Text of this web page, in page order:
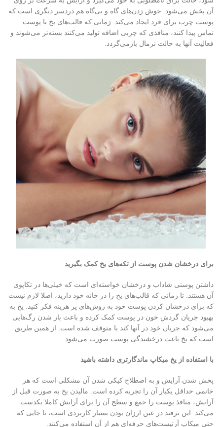
آن پخش می‌شود. جوش‌ زدن‌های گاه و بی‌گاه هم دردسر دیگری است که
پوست چرب برای فرد ایجاد می‌کند. زمانی که قالب‌های یخ با پوست
تماس پیدا کنند، منافذی که چربی اضافه تولید می‌کنند بسته‌تر می‌شوند و
فعالیت آنها به حالت نرمال بازمی‌گردد.
برای درخشان شدن پوست از تکه‌های یخ کمک بگیرید
داشتن پوستی شاداب و درخشان خواسته‌ای است که خیلی‌ها در تکاپوی
آن هستند. تا زمانی که قالب‌های یخ را در خانه خود دارید، اصلا لازم نیست
که برای درخشان کردن پوست خود به روش‌های پر هزینه فکر کنید. یخ به
بهبود جریان گردش خون در پوست کمک کرده و باعث باز شدن رگ‌‌هایی
می‌شود که جریان خود در آنها کند یا متوقف شده است. از همین طریق
است که یخ باعث درخشندگی پوست صورت می‌شود.
با استفاده از یخ میکاپ ماندگارتری داشته باشید
پخش شدن آرایش و به اصطلاح کیکی شدن آن مشکلی است که هر
خانمی حداقل یکبار آن را تجربه کرده است. مالیدن یخ به صورت قبل از
آرایش، منافذ پوست را جمع و سطح آن را برای آرایش کاملا یکدست
می‌کند. این ترفند در عین ارزان بودن بسیار کاربردی است، تا جایی که
حتی میکاپ‌ آرتیست‌های حرفه‌ای هم از آن استفاده می‌کنند.